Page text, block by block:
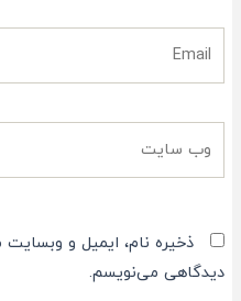
ذخیره نام، ایمیل و وبسایت
دیدگاهی می‌نویسم.